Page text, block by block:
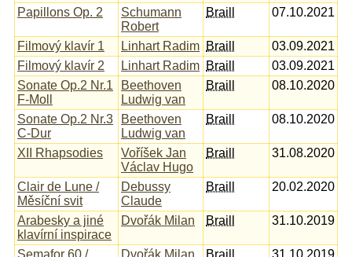
Papillons Op. 2
Schumann
Robert
Braill 07.10.2021
Filmový klavír 1 Linhart Radim Braill
03.09.2021
Filmový klavír 2
Linhart Radim Braill
03.09.2021
Sonate Op.2 Nr.1
F-Moll
Beethoven
Ludwig van
Braill 08.10.2020
Sonate Op.2 Nr.3
C-Dur
Beethoven
Ludwig van
Braill 08.10.2020
XII Rhapsodies
Voříšek Jan
Václav Hugo
Braill 31.08.2020
Clair de Lune /
Měsíční svit
Debussy
Claude
Braill 20.02.2020
Arabesky a jiné
klavírní inspirace
Dvořák Milan Braill 31.10.2019
Semafor 60 /
Dvořák Milan Braill 31.10.2019